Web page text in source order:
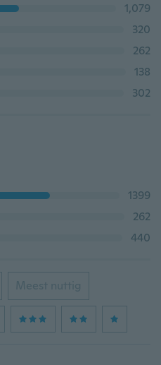
1,079
320
262
138
302
1399
262
440
Meest nuttig